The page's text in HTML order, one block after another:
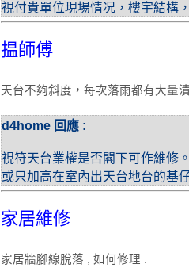
視付貴單位現場情况，樓宇結構
揾師傅
天台不夠斜度，每次落雨都有大量
d4home 回應 :
視符天台業權是否閣下可作維修
或只加高在室內出天台地台的基
家居維修
家居牆腳線脫落 , 如何修理 .